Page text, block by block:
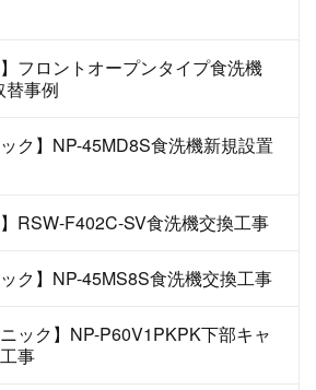
フロントオープンタイプ食洗機
替事例
ク】NP-45MD8S食洗機新規設置
RSW-F402C-SV食洗機交換工事
ク】NP-45MS8S食洗機交換工事
ック】NP-P60V1PKPK下部キャ
事